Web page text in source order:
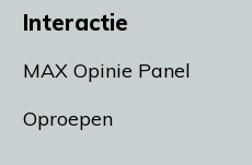
Interactie
MAX Opinie Panel
Oproepen